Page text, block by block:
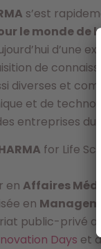
s’est
le monde de
d’une
de
diverses et
et de
entreprises
for Life
en Affaires
en
public-privé
Days et